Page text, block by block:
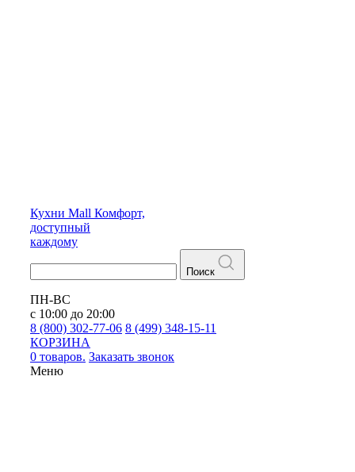
Кухни Mall Комфорт,
доступный
каждому
Поиск
ПН-ВС
с 10:00 до 20:00
8 (800) 302-77-06 8 (499) 348-15-11
КОРЗИНА
0 товаров. Заказать звонок
Меню